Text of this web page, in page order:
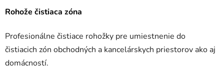
Rohože čistiaca zóna
Profesionálne čistiace rohožky pre umiestnenie do
čistiacich zón obchodných a kancelárskych priestorov ako aj
domácností.